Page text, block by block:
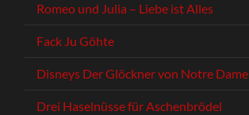
Romeo und Julia – Liebe ist Alles
Fack Ju Göhte
Disneys Der Glöckner von Notre Dame
Drei Haselnüsse für Aschenbrödel